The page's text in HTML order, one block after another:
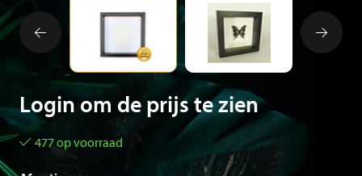
Login om de prijs te zien
477 op voorraad